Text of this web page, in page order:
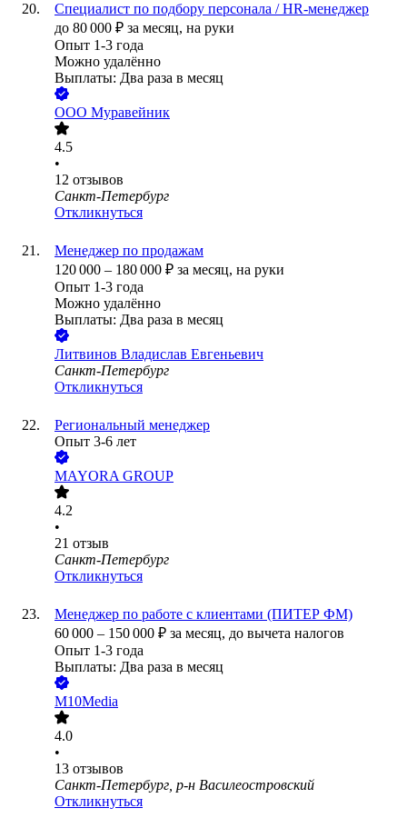
Cпециалист по подбору персонала / HR-менеджер
до 80 000 ₽ за месяц, на руки
Опыт 1-3 года
Можно удалённо
Выплаты: Два раза в месяц
ООО Муравейник
4.5
•
12 отзывов
Санкт-Петербург
Откликнуться
Менеджер по продажам
120 000 – 180 000 ₽ за месяц, на руки
Опыт 1-3 года
Можно удалённо
Выплаты: Два раза в месяц
Литвинов Владислав Евгеньевич
Санкт-Петербург
Откликнуться
Региональный менеджер
Опыт 3-6 лет
MAYORA GROUP
4.2
•
21 отзыв
Санкт-Петербург
Откликнуться
Менеджер по работе с клиентами (ПИТЕР ФМ)
60 000 – 150 000 ₽ за месяц, до вычета налогов
Опыт 1-3 года
Выплаты: Два раза в месяц
M10Media
4.0
•
13 отзывов
Санкт-Петербург, р-н Василеостровский
Откликнуться